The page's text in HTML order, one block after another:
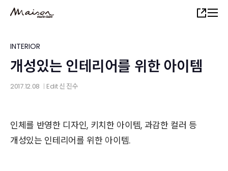
content
Share
INTERIOR
개성있는 인테리어를 위한 아이템
2017.12.08 Edit신 진수
인체를 반영한 디자인, 키치한 아이템, 과감한 컬러 등
개성있는 인테리어를 위한 아이템.